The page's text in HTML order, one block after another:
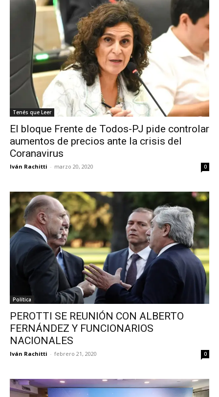
Tenés que Leer
El bloque Frente de Todos-PJ pide controlar
aumentos de precios ante la crisis del
Coranavirus
Iván Rachitti - marzo 20, 2020 0
Política
PEROTTI SE REUNIÓN CON ALBERTO
FERNÁNDEZ Y FUNCIONARIOS
NACIONALES
Iván Rachitti - febrero 21, 2020 0